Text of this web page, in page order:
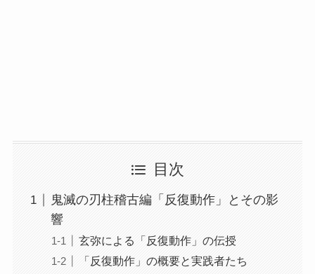
目次
鬼滅の刃柱稽古編「反復動作」とその影
響
玄弥による「反復動作」の伝授
「反復動作」の概要と実践者たち